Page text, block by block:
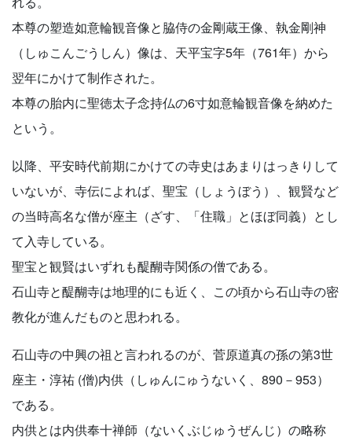
本尊の塑造如意輪観音像と脇侍の金剛蔵王像、執金剛神
（しゅこんごうしん）像は、天平宝字5年（761年）から
翌年にかけて制作された。
本尊の胎内に聖徳太子念持仏の6寸如意輪観音像を納めた
という。
以降、平安時代前期にかけての寺史はあまりはっきりして
いないが、寺伝によれば、聖宝（しょうぼう）、観賢など
の当時高名な僧が座主（ざす、「住職」とほぼ同義）とし
て入寺している。
聖宝と観賢はいずれも醍醐寺関係の僧である。
石山寺と醍醐寺は地理的にも近く、この頃から石山寺の密
教化が進んだものと思われる。
石山寺の中興の祖と言われるのが、菅原道真の孫の第3世
座主・淳祐 (僧)内供（しゅんにゅうないく、890－953）
である。
内供とは内供奉十禅師（ないくぶじゅうぜんじ）の略称